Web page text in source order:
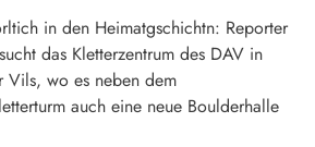
in den Heimatgschichtn: Reporter
das Kletterzentrum des DAV in
Vils, wo es neben dem
auch eine neue Boulderhalle